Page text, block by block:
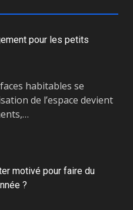
pour les petits
habitables se
de l’espace devient
motivé pour faire du
?